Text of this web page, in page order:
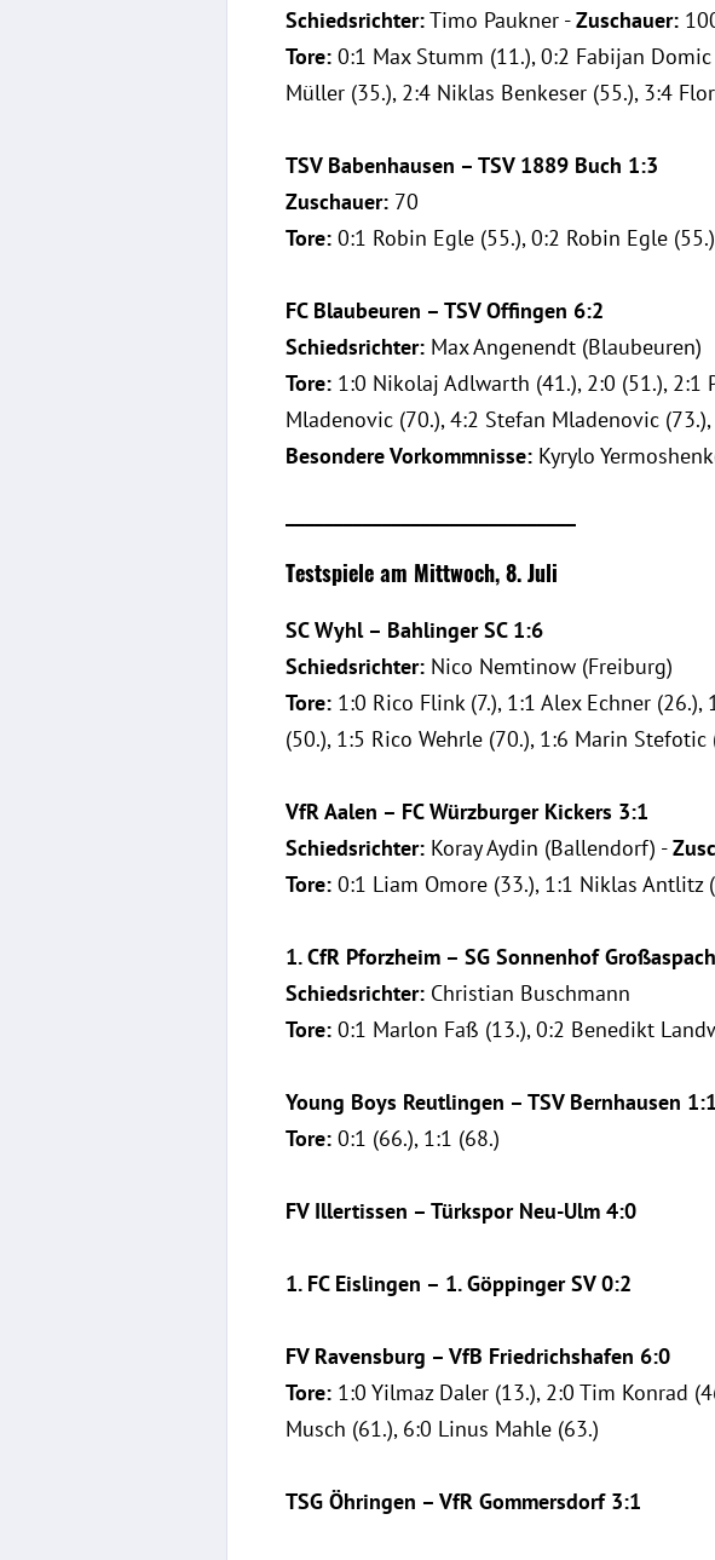
Schiedsrichter:Timo Paukner -Zuschauer:
Tore: 0:1 Max Stumm (11.), 0:2 Fabijan
Müller (35.), 2:4 Niklas Benkeser (55.), 3:4
TSV Babenhausen – TSV 1889 Buch 1:3
Zuschauer: 70
Tore: 0:1 Robin Egle (55.), 0:2 Robin Egle
FC Blaubeuren – TSV Offingen 6:2
Schiedsrichter: Max Angenendt (Blaubeuren)
Tore: 1:0 Nikolaj Adlwarth (41.), 2:0 (51.), 2:1
Mladenovic (70.), 4:2 Stefan Mladenovic
Besondere Vorkommnisse: Kyrylo
Testspiele am Mittwoch, 8. Juli
SC Wyhl – Bahlinger SC 1:6
Schiedsrichter: Nico Nemtinow (Freiburg)
Tore: 1:0 Rico Flink (7.), 1:1 Alex Echner
(50.), 1:5 Rico Wehrle (70.), 1:6 Marin Stefotic
VfR Aalen – FC Würzburger Kickers 3:1
Schiedsrichter: Koray Aydin (Ballendorf) -
Tore: 0:1 Liam Omore (33.), 1:1 Niklas Antlitz
1. CfR Pforzheim – SG Sonnenhof
Schiedsrichter: Christian Buschmann
Tore: 0:1 Marlon Faß (13.), 0:2 Benedikt
Young Boys Reutlingen – TSV Bernhausen 1:1
Tore: 0:1 (66.), 1:1 (68.)
FV Illertissen – Türkspor Neu-Ulm 4:0
1. FC Eislingen – 1. Göppinger SV 0:2
FV Ravensburg – VfB Friedrichshafen 6:0
Tore: 1:0 Yilmaz Daler (13.), 2:0 Tim Konrad
Musch (61.), 6:0 Linus Mahle (63.)
TSG Öhringen – VfR Gommersdorf 3:1